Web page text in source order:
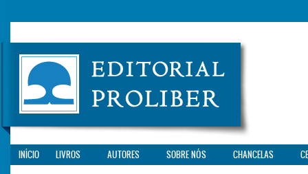
INÍCIO LIVROS AUTORES SOBRE NÓS CHANCELAS